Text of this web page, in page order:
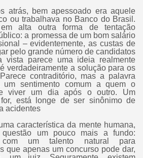
atrás, bem apessoado era aquele
ou trabalhava no Banco do Brasil.
em alta outra forma de tentação
a promessa de um bom salário
– evidentemente, as custas de
pelo grande número de candidatos
vista parece uma ideia realmente
verdadeiramente a solução para os
contraditório, mas a palavra
um sentimento comum a quem o
viver um dia após o outro. Um
está longe de ser sinônimo de
acidentes
característica da mente humana,
um pouco mais a fundo:
com um talento natural para
que apenas um concurso pode dar,